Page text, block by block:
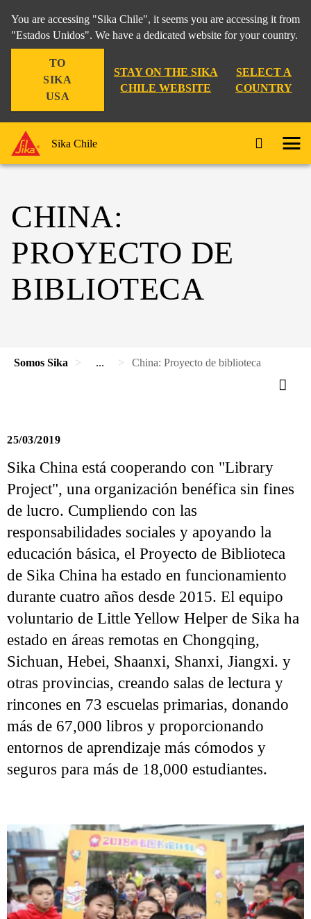
You are accessing "Sika Chile", it seems you are accessing it from
"Estados Unidos". We have a dedicated website for your country.
TO
SIKA
USA
STAY ON THE SIKA
CHILE WEBSITE
SELECT A
COUNTRY
Sika Chile
CHINA:
PROYECTO DE
BIBLIOTECA
Somos Sika ... China: Proyecto de biblioteca
25/03/2019
Sika China está cooperando con "Library
Project", una organización benéfica sin fines
de lucro. Cumpliendo con las
responsabilidades sociales y apoyando la
educación básica, el Proyecto de Biblioteca
de Sika China ha estado en funcionamiento
durante cuatro años desde 2015. El equipo
voluntario de Little Yellow Helper de Sika ha
estado en áreas remotas en Chongqing,
Sichuan, Hebei, Shaanxi, Shanxi, Jiangxi. y
otras provincias, creando salas de lectura y
rincones en 73 escuelas primarias, donando
más de 67,000 libros y proporcionando
entornos de aprendizaje más cómodos y
seguros para más de 18,000 estudiantes.